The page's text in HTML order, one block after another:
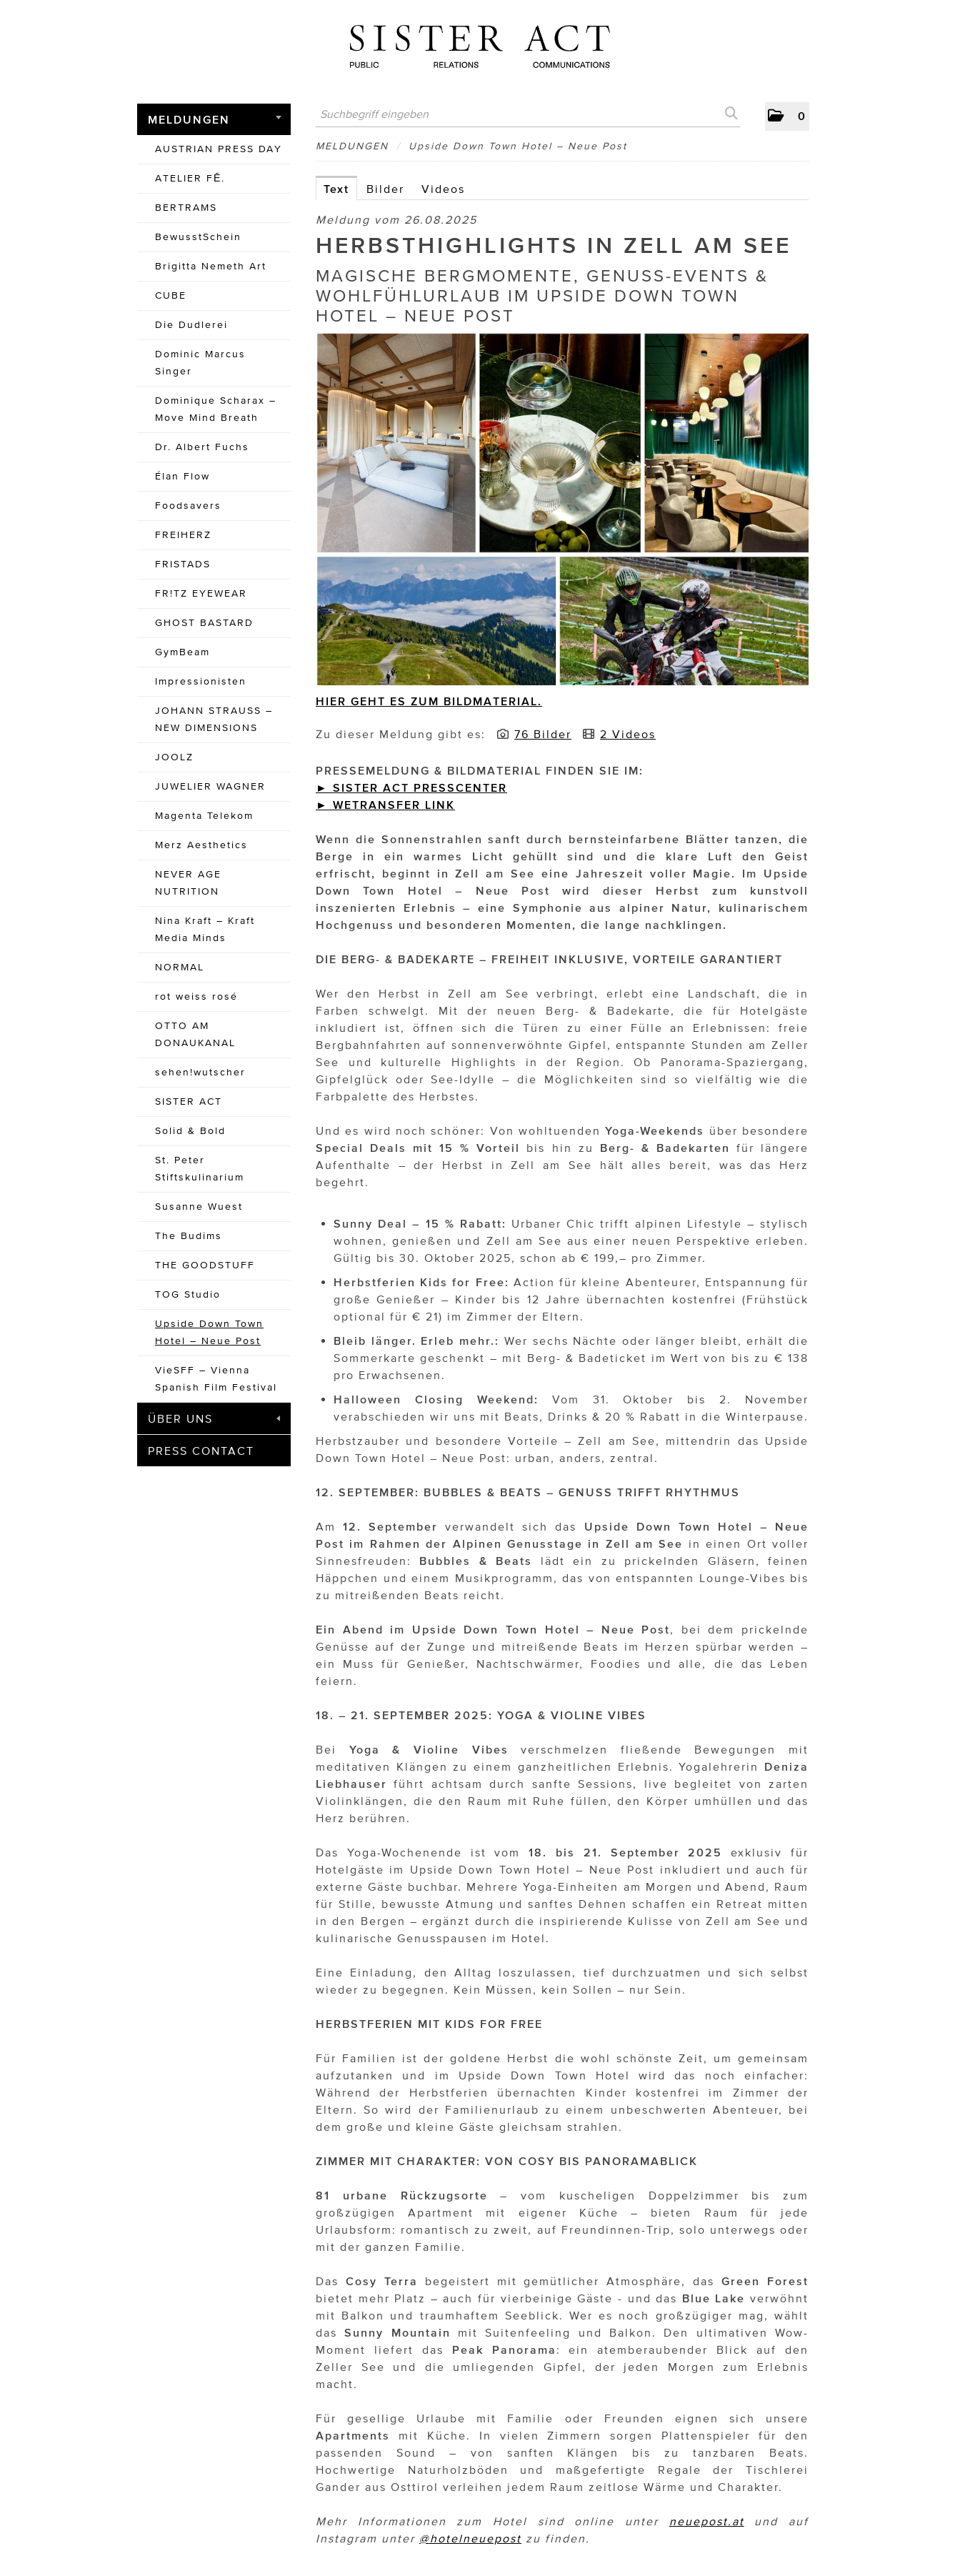
0
MELDUNGEN
AUSTRIAN PRESS DAY
ATELIER FĒ.
BERTRAMS
BewusstSchein
Brigitta Nemeth Art
CUBE
Die Dudlerei
Dominic Marcus
Singer
Dominique Scharax –
Move Mind Breath
Dr. Albert Fuchs
Élan Flow
Foodsavers
FREIHERZ
FRISTADS
FR!TZ EYEWEAR
GHOST BASTARD
GymBeam
Impressionisten
JOHANN STRAUSS –
NEW DIMENSIONS
JOOLZ
JUWELIER WAGNER
Magenta Telekom
Merz Aesthetics
NEVER AGE
NUTRITION
Nina Kraft – Kraft
Media Minds
NORMAL
rot weiss rosé
OTTO AM
DONAUKANAL
sehen!wutscher
SISTER ACT
Solid & Bold
St. Peter
Stiftskulinarium
Susanne Wuest
The Budims
THE GOODSTUFF
TOG Studio
Upside Down Town
Hotel – Neue Post
VieSFF – Vienna
Spanish Film Festival
ÜBER UNS
PRESS CONTACT
MELDUNGEN / Upside Down Town Hotel – Neue Post
Text Bilder Videos
Meldung vom 26.08.2025
HERBSTHIGHLIGHTS IN ZELL AM SEE
MAGISCHE BERGMOMENTE, GENUSS-EVENTS &
WOHLFÜHLURLAUB IM UPSIDE DOWN TOWN
HOTEL – NEUE POST
HIER GEHT ES ZUM BILDMATERIAL.
Zu dieser Meldung gibt es: 76 Bilder 2 Videos
PRESSEMELDUNG & BILDMATERIAL FINDEN SIE IM:
► SISTER ACT PRESSCENTER
► WETRANSFER LINK
Wenn die Sonnenstrahlen sanft durch bernsteinfarbene Blätter tanzen, die
Berge in ein warmes Licht gehüllt sind und die klare Luft den Geist
erfrischt, beginnt in Zell am See eine Jahreszeit voller Magie. Im Upside
Down Town Hotel – Neue Post wird dieser Herbst zum kunstvoll
inszenierten Erlebnis – eine Symphonie aus alpiner Natur, kulinarischem
Hochgenuss und besonderen Momenten, die lange nachklingen.
DIE BERG- & BADEKARTE – FREIHEIT INKLUSIVE, VORTEILE GARANTIERT
Wer den Herbst in Zell am See verbringt, erlebt eine Landschaft, die in
Farben schwelgt. Mit der neuen Berg- & Badekarte, die für Hotelgäste
inkludiert ist, öffnen sich die Türen zu einer Fülle an Erlebnissen: freie
Bergbahnfahrten auf sonnenverwöhnte Gipfel, entspannte Stunden am Zeller
See und kulturelle Highlights in der Region. Ob Panorama-Spaziergang,
Gipfelglück oder See-Idylle – die Möglichkeiten sind so vielfältig wie die
Farbpalette des Herbstes.
Und es wird noch schöner: Von wohltuendenYoga-Weekends
über besondere
Special Deals mit 15 % Vorteil
bis hin zu Berg- & Badekarten
für längere
Aufenthalte – der Herbst in Zell am See hält alles bereit, was das Herz
begehrt.
Sunny Deal – 15 % Rabatt:
Urbaner Chic trifft alpinen Lifestyle – stylisch
wohnen, genießen und Zell am See aus einer neuen Perspektive erleben.
Gültig bis 30. Oktober 2025, schon ab € 199,– pro Zimmer.
Herbstferien Kids for Free: Action für kleine Abenteurer, Entspannung für
große Genießer – Kinder bis 12 Jahre übernachten kostenfrei (Frühstück
optional für € 21) im Zimmer der Eltern.
Bleib länger. Erleb mehr.: Wer sechs Nächte oder länger bleibt, erhält die
Sommerkarte geschenkt – mit Berg- & Badeticket im Wert von bis zu € 138
pro Erwachsenen.
Halloween Closing Weekend:
Vom 31. Oktober bis 2. November
verabschieden wir uns mit Beats, Drinks & 20 % Rabatt in die Winterpause.
Herbstzauber und besondere Vorteile – Zell am See, mittendrin das Upside
Down Town Hotel – Neue Post: urban, anders, zentral.
12. SEPTEMBER: BUBBLES & BEATS – GENUSS TRIFFT RHYTHMUS
Am12. September verwandelt sich das Upside Down Town Hotel – Neue
Post im Rahmen der Alpinen Genusstage in Zell am See
in einen Ort voller
Sinnesfreuden: Bubbles & Beats
lädt ein zu prickelnden Gläsern, feinen
Häppchen und einem Musikprogramm, das von entspannten Lounge-Vibes bis
zu mitreißenden Beats reicht.
Ein Abend im Upside Down Town Hotel – Neue Post, bei dem prickelnde
Genüsse auf der Zunge und mitreißende Beats im Herzen spürbar werden –
ein Muss für Genießer, Nachtschwärmer, Foodies und alle, die das Leben
feiern.
18. – 21. SEPTEMBER 2025: YOGA & VIOLINE VIBES
Bei Yoga & Violine Vibes
verschmelzen fließende Bewegungen mit
meditativen Klängen zu einem ganzheitlichen Erlebnis. Yogalehrerin Deniza
Liebhauser
führt achtsam durch sanfte Sessions, live begleitet von zarten
Violinklängen, die den Raum mit Ruhe füllen, den Körper umhüllen und das
Herz berühren.
Das Yoga-Wochenende ist vom18. bis 21. September 2025
exklusiv für
Hotelgäste im Upside Down Town Hotel – Neue Post inkludiert und auch für
externe Gäste buchbar. Mehrere Yoga-Einheiten am Morgen und Abend, Raum
für Stille, bewusste Atmung und sanftes Dehnen schaffen ein Retreat mitten
in den Bergen – ergänzt durch die inspirierende Kulisse von Zell am See und
kulinarische Genusspausen im Hotel.
Eine Einladung, den Alltag loszulassen, tief durchzuatmen und sich selbst
wieder zu begegnen. Kein Müssen, kein Sollen – nur Sein.
HERBSTFERIEN MIT KIDS FOR FREE
Für Familien ist der goldene Herbst die wohl schönste Zeit, um gemeinsam
aufzutanken und im Upside Down Town Hotel wird das noch einfacher:
Während der Herbstferien übernachten Kinder kostenfrei im Zimmer der
Eltern. So wird der Familienurlaub zu einem unbeschwerten Abenteuer, bei
dem große und kleine Gäste gleichsam strahlen.
ZIMMER MIT CHARAKTER: VON COSY BIS PANORAMABLICK
81 urbane Rückzugsorte – vom kuscheligen Doppelzimmer bis zum
großzügigen Apartment mit eigener Küche – bieten Raum für jede
Urlaubsform: romantisch zu zweit, auf Freundinnen-Trip, solo unterwegs oder
mit der ganzen Familie.
Das Cosy Terra begeistert mit gemütlicher Atmosphäre, dasGreen Forest
bietet mehr Platz – auch für vierbeinige Gäste - und das Blue Lake verwöhnt
mit Balkon und traumhaftem Seeblick. Wer es noch großzügiger mag, wählt
dasSunny Mountain
mit Suitenfeeling und Balkon. Den ultimativen Wow-
Moment liefert das Peak Panorama : ein atemberaubender Blick auf den
Zeller See und die umliegenden Gipfel, der jeden Morgen zum Erlebnis
macht.
Für gesellige Urlaube mit Familie oder Freunden eignen sich unsere
Apartments
mit Küche. In vielen Zimmern sorgen Plattenspieler für den
passenden Sound – von sanften Klängen bis zu tanzbaren Beats.
Hochwertige Naturholzböden und maßgefertigte Regale der Tischlerei
Gander aus Osttirol verleihen jedem Raum zeitlose Wärme und Charakter.
Mehr Informationen zum Hotel sind online unter neuepost.at und auf
Instagram unter @hotelneuepost zu finden.